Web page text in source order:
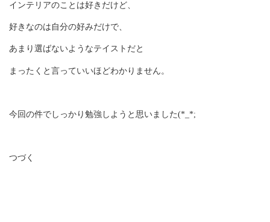
インテリアのことは好きだけど、
好きなのは自分の好みだけで、
あまり選ばないようなテイストだと
まったくと言っていいほどわかりません。
今回の件でしっかり勉強しようと思いました(*_*;
つづく